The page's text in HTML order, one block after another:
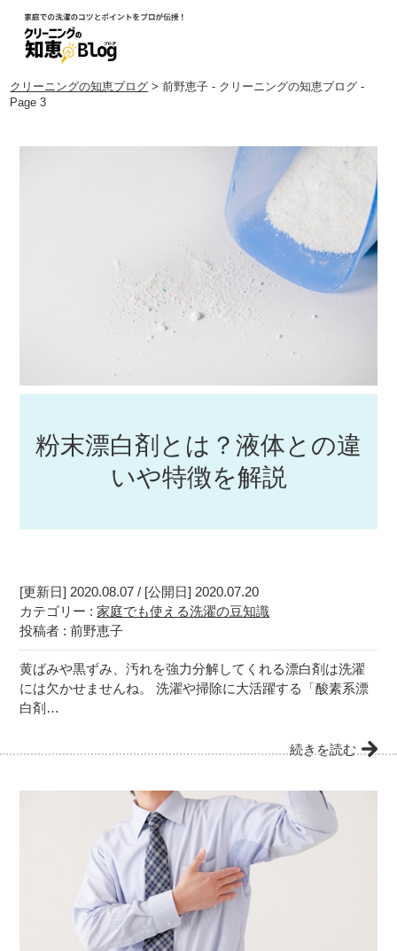
クリーニングの知恵ブログ > 前野恵子 - クリーニングの知恵ブログ -
Page 3
粉末漂白剤とは？液体との違
いや特徴を解説
[更新日] 2020.08.07 / [公開日] 2020.07.20
カテゴリー :家庭でも使える洗濯の豆知識
投稿者 : 前野恵子
黄ばみや黒ずみ、汚れを強力分解してくれる漂白剤は洗濯
には欠かせませんね。 洗濯や掃除に大活躍する「酸素系漂
白剤…
続きを読む